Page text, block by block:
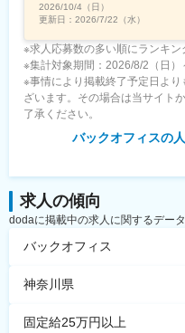
2026/10/4（日）
更新日： 2026/7/22（水）
※求人応募数の多い順にランキン
※集計対象期間：2026/8/2（日）
※事情により掲載終了予定日よ
ざいます。その場合は当サイト
了承ください。
バックオフィスの
求人の傾向
dodaに掲載中の求人に関するデー
バックオフィス
神奈川県
固定給25万円以上